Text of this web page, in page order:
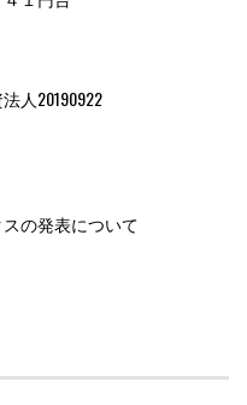
人20190922
の発表について